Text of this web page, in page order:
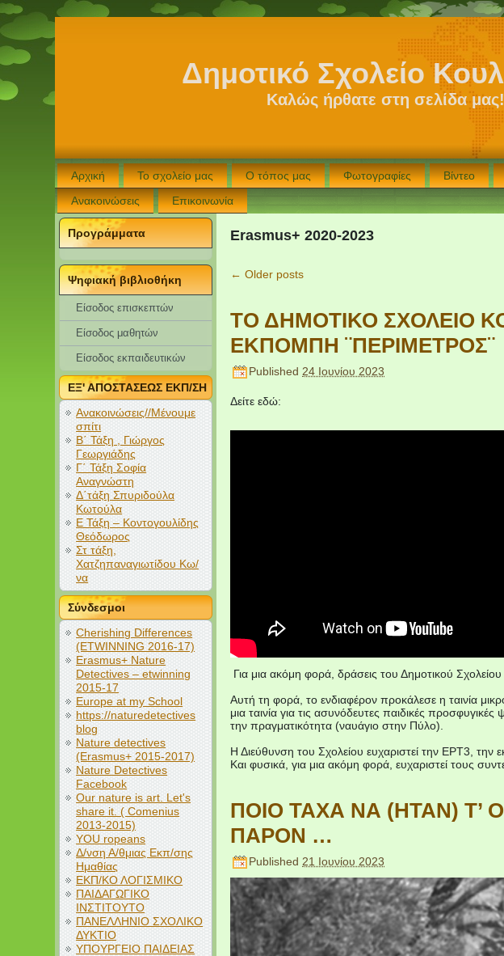
Δημοτικό Σχολείο
Καλώς ήρθατε στη σελίδα μας!
Αρχική Το σχολείο μας Ο τόπος μας Φωτογραφίες Βίντεο
Ανακοινώσεις
Επικοινωνία
Προγράμματα
Ψηφιακή βιβλιοθήκη
Είσοδος επισκεπτών
Eίσοδος μαθητών
Είσοδος εκπαιδευτικών
ΕΞ' ΑΠΟΣΤΑΣΕΩΣ ΕΚΠ/ΣΗ
Ανακοινώσεις//Μένουμε
σπίτι
Β΄ Τάξη , Γιώργος
Γεωργιάδης
Γ΄ Τάξη Σοφία
Αναγνώστη
Δ΄τάξη Σπυριδούλα
Κωτούλα
Ε Τάξη – Κοντογουλίδης
Θεόδωρος
Στ τάξη,
Χατζηπαναγιωτίδου Κω/
να
Σύνδεσμοι
Cherishing Differences
(ETWINNING 2016-17)
Erasmus+ Nature
Detectives – etwinning
2015-17
Europe at my School
https://naturedetectives
blog
Nature detectives
(Erasmus+ 2015-2017)
Nature Detectives
Facebook
Our nature is art. Let's
share it. ( Comenius
2013-2015)
YOU ropeans
Δ/νση Α/θμιας Εκπ/σης
Ημαθίας
ΕΚΠ/ΚΟ ΛΟΓΙΣΜΙΚΟ
ΠΑΙΔΑΓΩΓΙΚΟ
ΙΝΣΤΙΤΟΥΤΟ
ΠΑΝΕΛΛΗΝΙΟ ΣΧΟΛΙΚΟ
ΔΥΚΤΙΟ
ΥΠΟΥΡΓΕΙΟ ΠΑΙΔΕΙΑΣ
Erasmus+ 2020-2023
← Older posts
ΤΟ ΔΗΜΟΤΙΚΟ ΣΧΟΛΕΙΟ
ΕΚΠΟΜΠΗ ¨ΠΕΡΙΜΕΤΡΟΣ¨
Published 24 Ιουνίου 2023
Δείτε εδώ:
Για μια ακόμη φορά, δράσεις του Δημοτικού
Αυτή τη φορά, το ενδιαφέρον προκάλεσε η ταινία
μια ταινία για τις ασυνόδευτες παιδικές
την πραγματικότητα (ναυάγιο στην Πύλο).
Η Διεύθυνση του Σχολείου ευχαριστεί την ΕΡΤ3,
Και φυσικά, για μια ακόμη φορά, ευχαριστεί τους
ΠΟΙΟ ΤΑΧΑ ΝΑ (ΗΤΑΝ) Τ’
ΠΑΡΟΝ …
Published 21 Ιουνίου 2023